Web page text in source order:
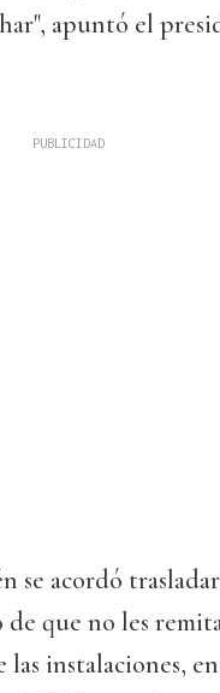
apuntó el
se acordó
que no les
instalaciones,